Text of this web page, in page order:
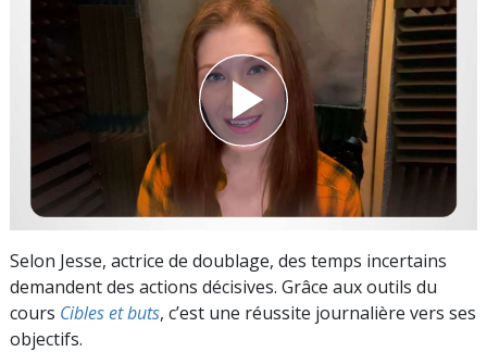
Selon Jesse, actrice de doublage, des temps incertains
demandent des actions décisives. Grâce aux outils du
cours Cibles et buts, c’est une réussite journalière vers ses
objectifs.